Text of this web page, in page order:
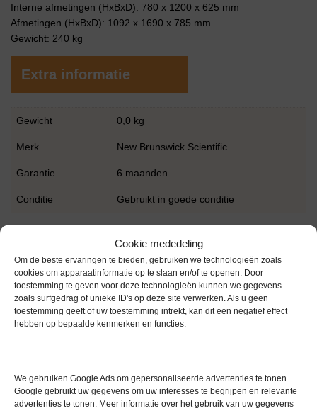
Cookie mededeling
Om de beste ervaringen te bieden, gebruiken we technologieën zoals
cookies om apparaatinformatie op te slaan en/of te openen. Door
toestemming te geven voor deze technologieën kunnen we gegevens
zoals surfgedrag of unieke ID's op deze site verwerken. Als u geen
toestemming geeft of uw toestemming intrekt, kan dit een negatief effect
hebben op bepaalde kenmerken en functies.
We gebruiken Google Ads om gepersonaliseerde advertenties te tonen.
Google gebruikt uw gegevens om uw interesses te begrijpen en relevante
advertenties te tonen. Meer informatie over het gebruik van uw gegevens
Interne afmetingen (HxBxD): 780 x 1200 x 625 mm
Afmetingen (HxBxD): 1092 x 1690 x 785 mm
Gewicht: 240 kg
Extra informatie
Gewicht 0,0 kg
Merk New Brunswick Scientific
Garantie 6 maanden
Conditie Gebruikt in goede conditie
Gerelateerde producten